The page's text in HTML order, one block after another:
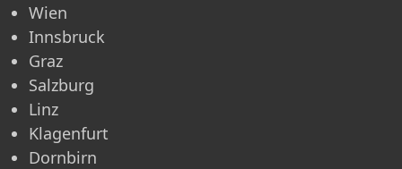
Wien
Innsbruck
Graz
Salzburg
Linz
Klagenfurt
Dornbirn